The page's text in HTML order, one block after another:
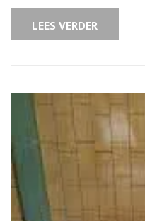
LEES VERDER